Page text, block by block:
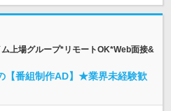
上場グループ*リモートOK*Web面接&
【番組制作AD】★業界未経験歓